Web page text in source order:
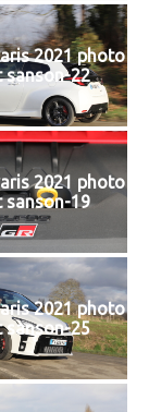
2021 photo
sanson-22
2021 photo
sanson-19
2021 photo
sanson-25